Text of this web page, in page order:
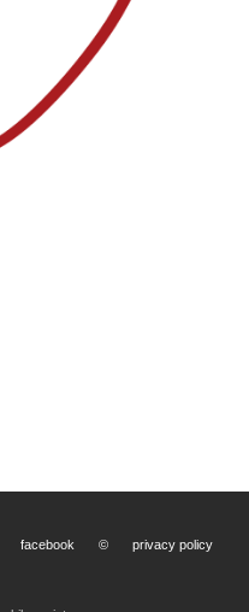
facebook © privacy policy